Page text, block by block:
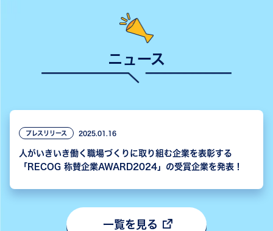
ニュース
プレスリリース 2025.01.16
人がいきいき働く職場づくりに取り組む企業を表彰する
「RECOG 称賛企業AWARD2024」の受賞企業を発表！
一覧を見る